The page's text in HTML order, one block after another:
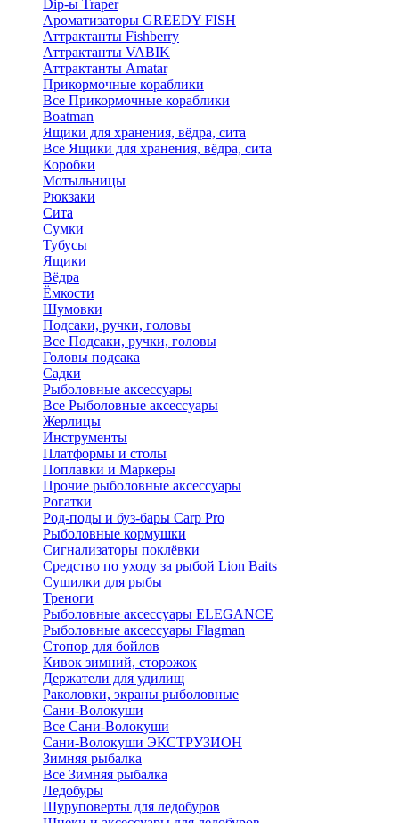
Dip-ы Traper
Ароматизаторы GREEDY FISH
Аттрактанты Fishberry
Аттрактанты VABIK
Аттрактанты Amatar
Прикормочные кораблики
Все Прикормочные кораблики
Boatman
Ящики для хранения, вёдра, сита
Все Ящики для хранения, вёдра, сита
Коробки
Мотыльницы
Рюкзаки
Сита
Сумки
Тубусы
Ящики
Вёдра
Ёмкости
Шумовки
Подсаки, ручки, головы
Все Подсаки, ручки, головы
Головы подсака
Садки
Рыболовные аксессуары
Все Рыболовные аксессуары
Жерлицы
Инструменты
Платформы и столы
Поплавки и Маркеры
Прочие рыболовные аксессуары
Рогатки
Род-поды и буз-бары Carp Pro
Рыболовные кормушки
Сигнализаторы поклёвки
Средство по уходу за рыбой Lion Baits
Сушилки для рыбы
Треноги
Рыболовные аксессуары ELEGANCE
Рыболовные аксессуары Flagman
Стопор для бойлов
Кивок зимний, сторожок
Держатели для удилищ
Раколовки, экраны рыболовные
Сани-Волокуши
Все Сани-Волокуши
Сани-Волокуши ЭКСТРУЗИОН
Зимняя рыбалка
Все Зимняя рыбалка
Ледобуры
Шуруповерты для ледобуров